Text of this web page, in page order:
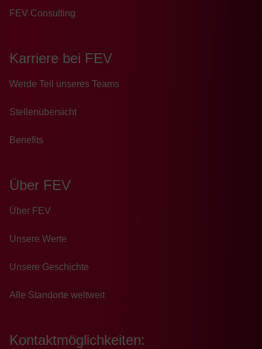
FEV Consulting
Karriere bei FEV
Wer­de Teil un­se­res Teams
Stellenübersicht
Benefits
Über FEV
Über FEV
Unsere Werte
Unsere Geschichte
Alle Standorte weltweit
Kontaktmöglichkeiten: